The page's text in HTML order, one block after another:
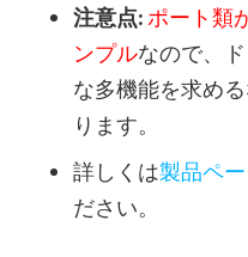
注意点:ポート類
ンプルなので、
な多機能を求め
ります。
詳しくは製品ペ
ださい。